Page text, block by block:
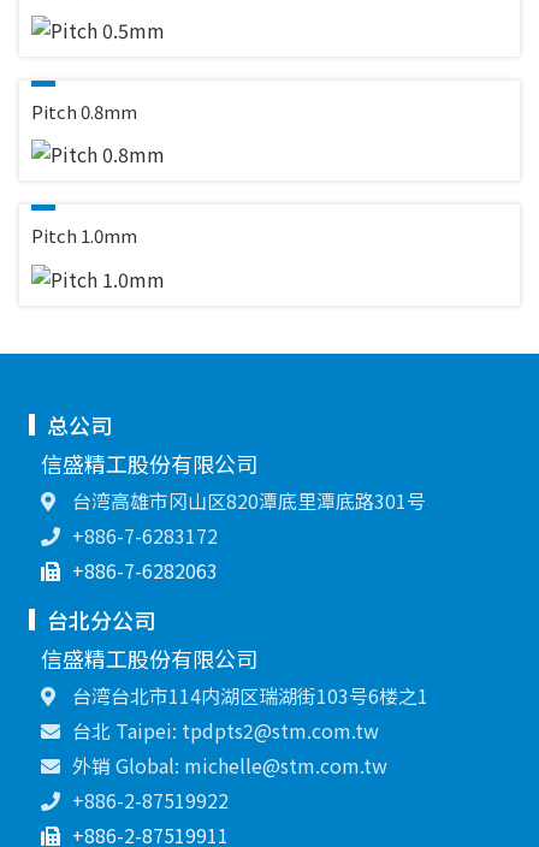
Pitch 0.8mm
Pitch 1.0mm
总公司
信盛精工股份有限公司
台湾高雄市冈山区820潭底里潭底路301号
+886-7-6283172
+886-7-6282063
台北分公司
信盛精工股份有限公司
台湾台北市114内湖区瑞湖街103号6楼之1
台北 Taipei: tpdpts2@stm.com.tw
外销 Global: michelle@stm.com.tw
+886-2-87519922
+886-2-87519911